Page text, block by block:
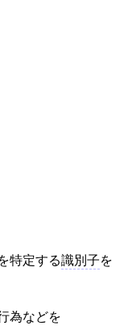
特定する識別子を
為などを